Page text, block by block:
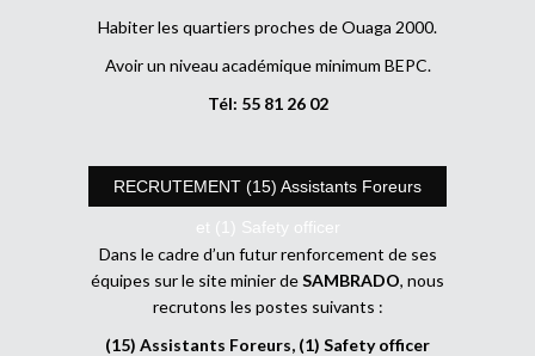
Habiter les quartiers proches de Ouaga 2000.
Avoir un niveau académique minimum BEPC.
Tél: 55 81 26 02
RECRUTEMENT (15) Assistants Foreurs
et (1) Safety officer
Dans le cadre d’un futur renforcement de ses
équipes sur le site minier deSAMBRADO, nous
recrutons les postes suivants :
(15) Assistants Foreurs, (1) Safety officer